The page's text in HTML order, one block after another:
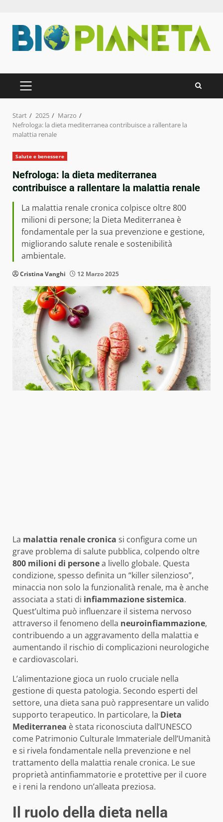
Inhalt
springen
PRIMÄRES
MENÜ
Start 2025
Marzo
Nefrologa: la dieta mediterranea contribuisce a rallentare la
malattia renale
Salute e benessere
Nefrologa: la dieta mediterranea
contribuisce a rallentare la malattia renale
La malattia renale cronica colpisce oltre 800
milioni di persone; la Dieta Mediterranea è
fondamentale per la sua prevenzione e gestione,
migliorando salute renale e sostenibilità
ambientale.
Cristina Vanghi 12 Marzo 2025
La malattia renale cronica si configura come un
grave problema di salute pubblica, colpendo oltre
800 milioni di personea livello globale. Questa
condizione, spesso definita un “killer silenzioso”,
minaccia non solo la funzionalità renale, ma è anche
associata a stati di infiammazione sistemica.
Quest’ultima può influenzare il sistema nervoso
attraverso il fenomeno della neuroinfiammazione,
contribuendo a un aggravamento della malattia e
aumentando il rischio di complicazioni neurologiche
e cardiovascolari.
L’alimentazione gioca un ruolo cruciale nella
gestione di questa patologia. Secondo esperti del
settore, una dieta sana può rappresentare un valido
supporto terapeutico. In particolare, la Dieta
Mediterranea è stata riconosciuta dall’UNESCO
come Patrimonio Culturale Immateriale dell’Umanità
e si rivela fondamentale nella prevenzione e nel
trattamento della malattia renale cronica. Le sue
proprietà antinfiammatorie e protettive per il cuore
e i reni la rendono un’alleata preziosa.
Il ruolo della dieta nella